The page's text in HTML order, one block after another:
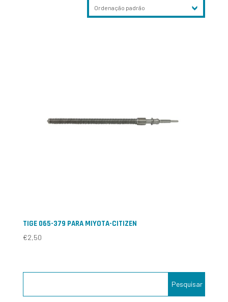
TIGE 065-379 PARA MIYOTA-CITIZEN
€2,50